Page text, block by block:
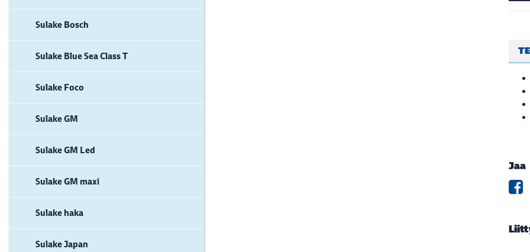
Sulake Bosch
Sulake Blue Sea Class T
Sulake Foco
Sulake GM
Sulake GM Led
Sulake GM maxi
Sulake haka
Sulake Japan
Jaa